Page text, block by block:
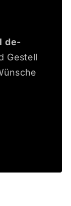
de­
Gestell